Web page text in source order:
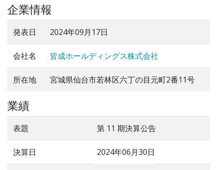
企業情報
発表日 2024年09月17日
会社名 皆成ホールディングス株式会社
所在地 宮城県仙台市若林区六丁の目元町2番11号
業績
表題 第 11 期決算公告
決算日 2024年06月30日